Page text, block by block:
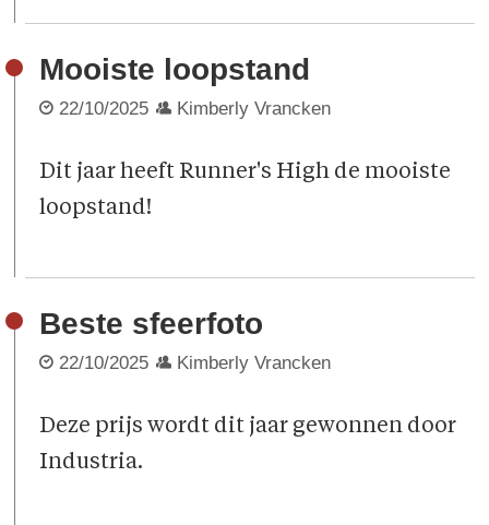
Mooiste loopstand
22/10/2025 Kimberly Vrancken
Dit jaar heeft Runner's High de mooiste
loopstand!
Beste sfeerfoto
22/10/2025 Kimberly Vrancken
Deze prijs wordt dit jaar gewonnen door
Industria.